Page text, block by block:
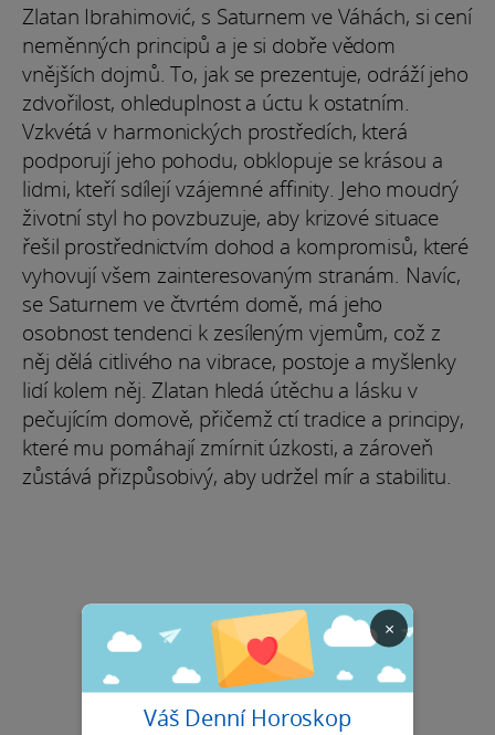
Zlatan Ibrahimović, s Saturnem ve Váhách, si cení
neměnných principů a je si dobře vědom
vnějších dojmů. To, jak se prezentuje, odráží jeho
zdvořilost, ohleduplnost a úctu k ostatním.
Vzkvétá v harmonických prostředích, která
podporují jeho pohodu, obklopuje se krásou a
lidmi, kteří sdílejí vzájemné affinity. Jeho moudrý
životní styl ho povzbuzuje, aby krizové situace
řešil prostřednictvím dohod a kompromisů, které
vyhovují všem zainteresovaným stranám. Navíc,
se Saturnem ve čtvrtém domě, má jeho
osobnost tendenci k zesíleným vjemům, což z
něj dělá citlivého na vibrace, postoje a myšlenky
lidí kolem něj. Zlatan hledá útěchu a lásku v
pečujícím domově, přičemž ctí tradice a principy,
které mu pomáhají zmírnit úzkosti, a zároveň
zůstává přizpůsobivý, aby udržel mír a stabilitu.
×
Váš Denní Horoskop